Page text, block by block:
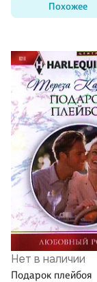
Похожее
Нет в наличии
Подарок плейбоя